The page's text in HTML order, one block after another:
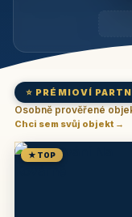
⭐ PRÉMIOVÍ
Osobně prověřené
Chci sem svůj objekt →
★ TOP